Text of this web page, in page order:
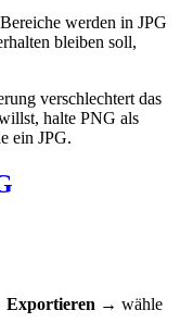
werden in JPG
bleiben soll,
verschlechtert das
halte PNG als
ein JPG.
→ wähle